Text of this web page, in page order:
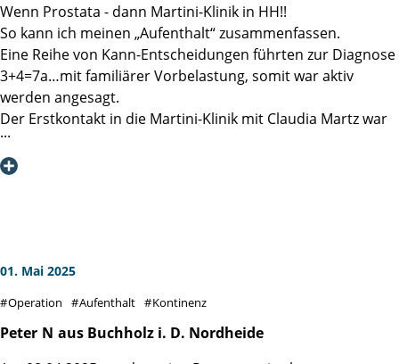
Wenn Prostata - dann Martini-Klinik in HH!!
So kann ich meinen „Aufenthalt“ zusammenfassen.
Eine Reihe von Kann-Entscheidungen führten zur Diagnose
3+4=7a…mit familiärer Vorbelastung, somit war aktiv
werden angesagt.
Der Erstkontakt in die Martini-Klinik mit Claudia Martz war
effektiv und beruhigend, selbst nachdem ein Verdi Streik
den Ersttermin verhindert hat, ging es rasch und
Küchenfrauen, Psycho-Onkologe Alex bis hin zu den
uns Patienten geht, welches der nächste richtige Schritt ist
und begleiteten jeden einzelnen mit emphatischer
01. Mai 2025
Operation Aufenthalt Kontinenz
Peter N aus Buchholz i. D. Nordheide